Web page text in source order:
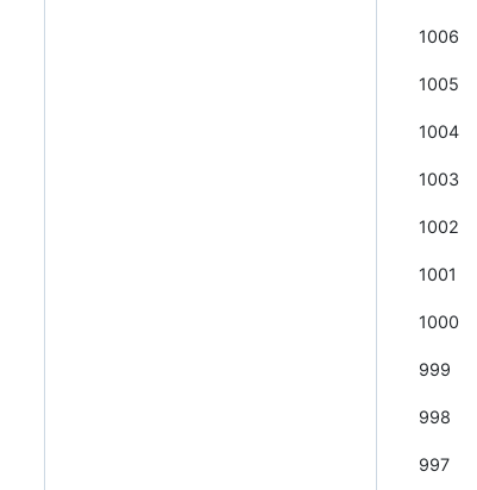
1006
1005
1004
1003
1002
1001
1000
999
998
997